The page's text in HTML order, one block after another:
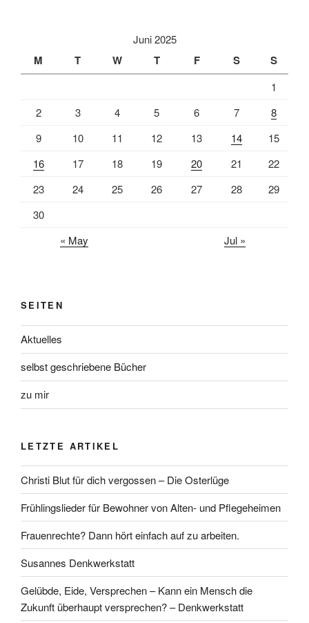
Juni 2025
M T W T F S S
1
2
3 4 5 6 7
8
9
10 11 12 13 14
15
16
17 18 19 20 21
22
23
24 25 26 27 28
29
30
« May
Jul »
SEITEN
Aktuelles
selbst geschriebene Bücher
zu mir
LETZTE ARTIKEL
Christi Blut für dich vergossen – Die Osterlüge
Frühlingslieder für Bewohner von Alten- und Pflegeheimen
Frauenrechte? Dann hört einfach auf zu arbeiten.
Susannes Denkwerkstatt
Gelübde, Eide, Versprechen – Kann ein Mensch die
Zukunft überhaupt versprechen? – Denkwerkstatt